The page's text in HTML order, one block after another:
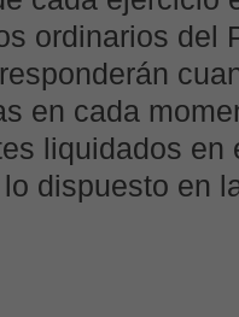
ordinarios del
en cada
liquidados
dispuesto en